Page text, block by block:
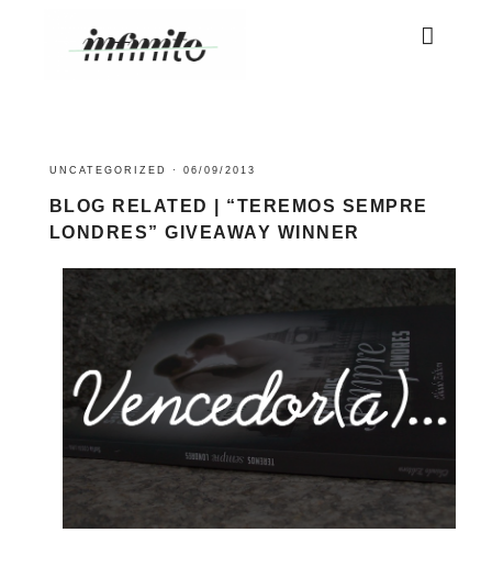
UNCATEGORIZED · 06/09/2013
BLOG RELATED | “TEREMOS SEMPRE
LONDRES” GIVEAWAY WINNER